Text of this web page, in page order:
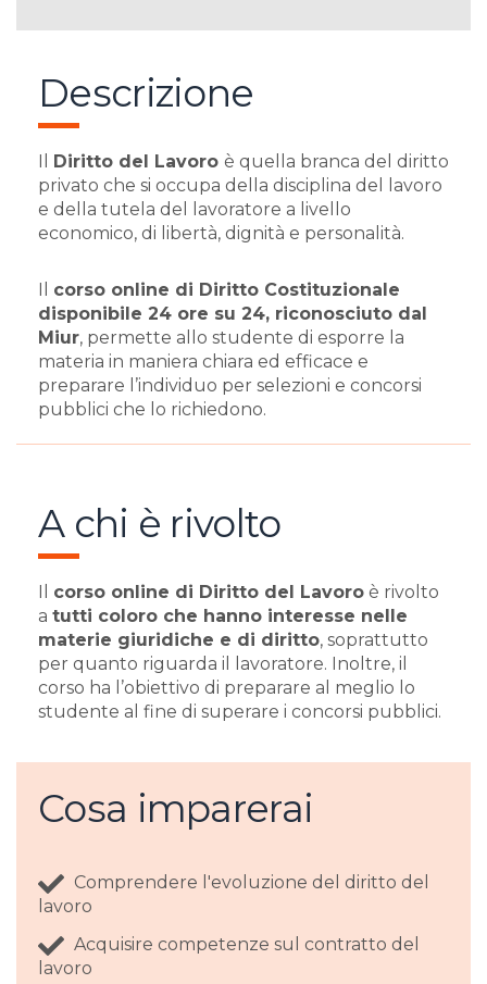
Descrizione
Diritto del Lavoro è quella branca del diritto
privato che si occupa della disciplina del lavoro
e della tutela del lavoratore a livello
economico, di libertà, dignità e personalità.
corso online di Diritto Costituzionale
disponibile 24 ore su 24, riconosciuto dal
Miur, permette allo studente di esporre la
materia in maniera chiara ed efficace e
preparare l’individuo per selezioni e concorsi
pubblici che lo richiedono.
A chi è rivolto
corso online di Diritto del Lavoro è rivolto
a tutti coloro che hanno interesse nelle
materie giuridiche e di diritto, soprattutto
per quanto riguarda il lavoratore. Inoltre, il
corso ha l’obiettivo di preparare al meglio lo
studente al fine di superare i concorsi pubblici.
Cosa imparerai
Comprendere l'evoluzione del diritto del
lavoro
Acquisire competenze sul contratto del
lavoro